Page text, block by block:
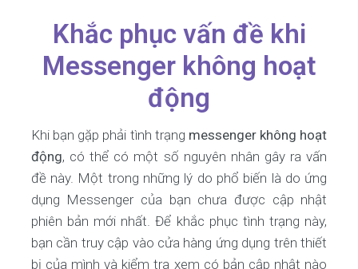
Khắc phục vấn đề khi
Messenger không hoạt
động
Khi bạn gặp phải tình trạng messenger không hoạt
động, có thể có một số nguyên nhân gây ra vấn
đề này. Một trong những lý do phổ biến là do ứng
dụng Messenger của bạn chưa được cập nhật
phiên bản mới nhất. Để khắc phục tình trạng này,
bạn cần truy cập vào cửa hàng ứng dụng trên thiết
bị của mình và kiểm tra xem có bản cập nhật nào